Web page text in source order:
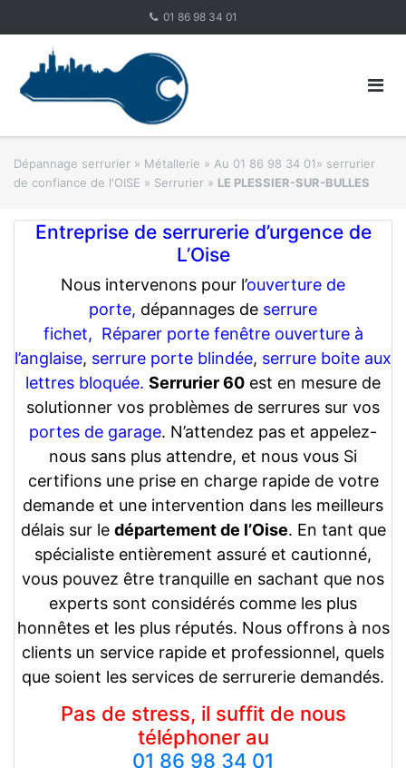
01 86 98 34 01
Dépannage serrurier » Métallerie » Au 01 86 98 34 01» serrurier
de confiance de l'OISE » Serrurier » LE PLESSIER-SUR-BULLES
Entreprise de serrurerie d’urgence de
L’Oise
Nous intervenons pour l’ouverture de
porte, dépannages de serrure
fichet, Réparer porte fenêtre ouverture à
l’anglaise, serrure porte blindée, serrure boite aux
lettres bloquée. Serrurier 60 est en mesure de
solutionner vos problèmes de serrures sur vos
portes de garage. N’attendez pas et appelez-
nous sans plus attendre, et nous vous Si
certifions une prise en charge rapide de votre
demande et une intervention dans les meilleurs
délais sur le département de l’Oise. En tant que
spécialiste entièrement assuré et cautionné,
vous pouvez être tranquille en sachant que nos
experts sont considérés comme les plus
honnêtes et les plus réputés. Nous offrons à nos
clients un service rapide et professionnel, quels
que soient les services de serrurerie demandés.
Pas de stress, il suffit de nous
téléphoner au
01 86 98 34 01